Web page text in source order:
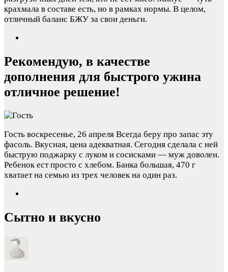
крахмала в составе есть, но в рамках нормы. В целом,
отличный баланс БЖУ за свои деньги.
Рекомендую, в качестве
дополнения для быстрого ужина
отличное решение!
Гость воскресенье, 26 апреля Всегда беру про запас эту
фасоль. Вкусная, цена адекватная. Сегодня сделала с ней
быструю поджарку с луком и сосисками — муж доволен.
Ребенок ест просто с хлебом. Банка большая, 470 г
хватает на семью из трех человек на один раз.
Сытно и вкусно